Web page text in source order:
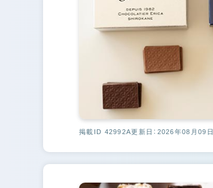
掲載ID 42992A更新日：2026年08月09日